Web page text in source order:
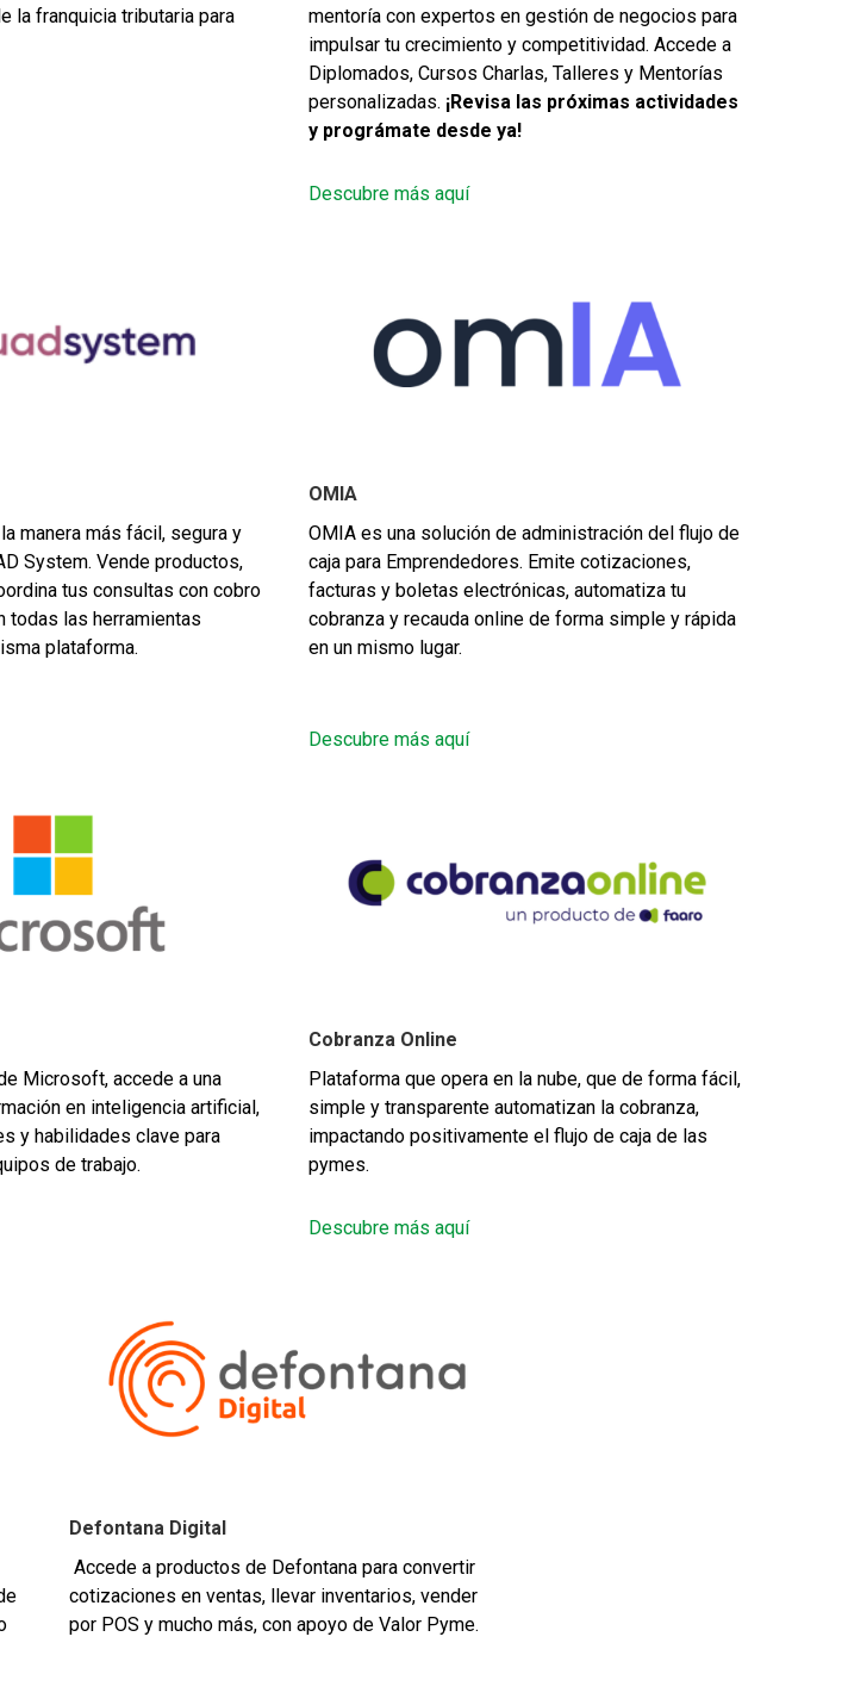
la franquicia tributaria para
mentoría con expertos en gestión de negocios para
impulsar tu crecimiento y competitividad. Accede a
Diplomados, Cursos Charlas, Talleres y Mentorías
personalizadas. ¡Revisa las próximas actividades
y prográmate desde ya!
Descubre más aquí
manera más fácil, segura y
System. Vende productos,
tus consultas con cobro
todas las herramientas
plataforma.
OMIA
OMIA es una solución de administración del flujo de
caja para Emprendedores. Emite cotizaciones,
facturas y boletas electrónicas, automatiza tu
cobranza y recauda online de forma simple y rápida
en un mismo lugar.
Descubre más aquí
Microsoft, accede a una
en inteligencia artificial,
y habilidades clave para
de trabajo.
Cobranza Online
Plataforma que opera en la nube, que de forma fácil,
simple y transparente automatizan la cobranza,
impactando positivamente el flujo de caja de las
pymes.
Descubre más aquí
Defontana Digital
Accede a productos de Defontana para convertir
cotizaciones en ventas, llevar inventarios, vender
por POS y mucho más, con apoyo de Valor Pyme.